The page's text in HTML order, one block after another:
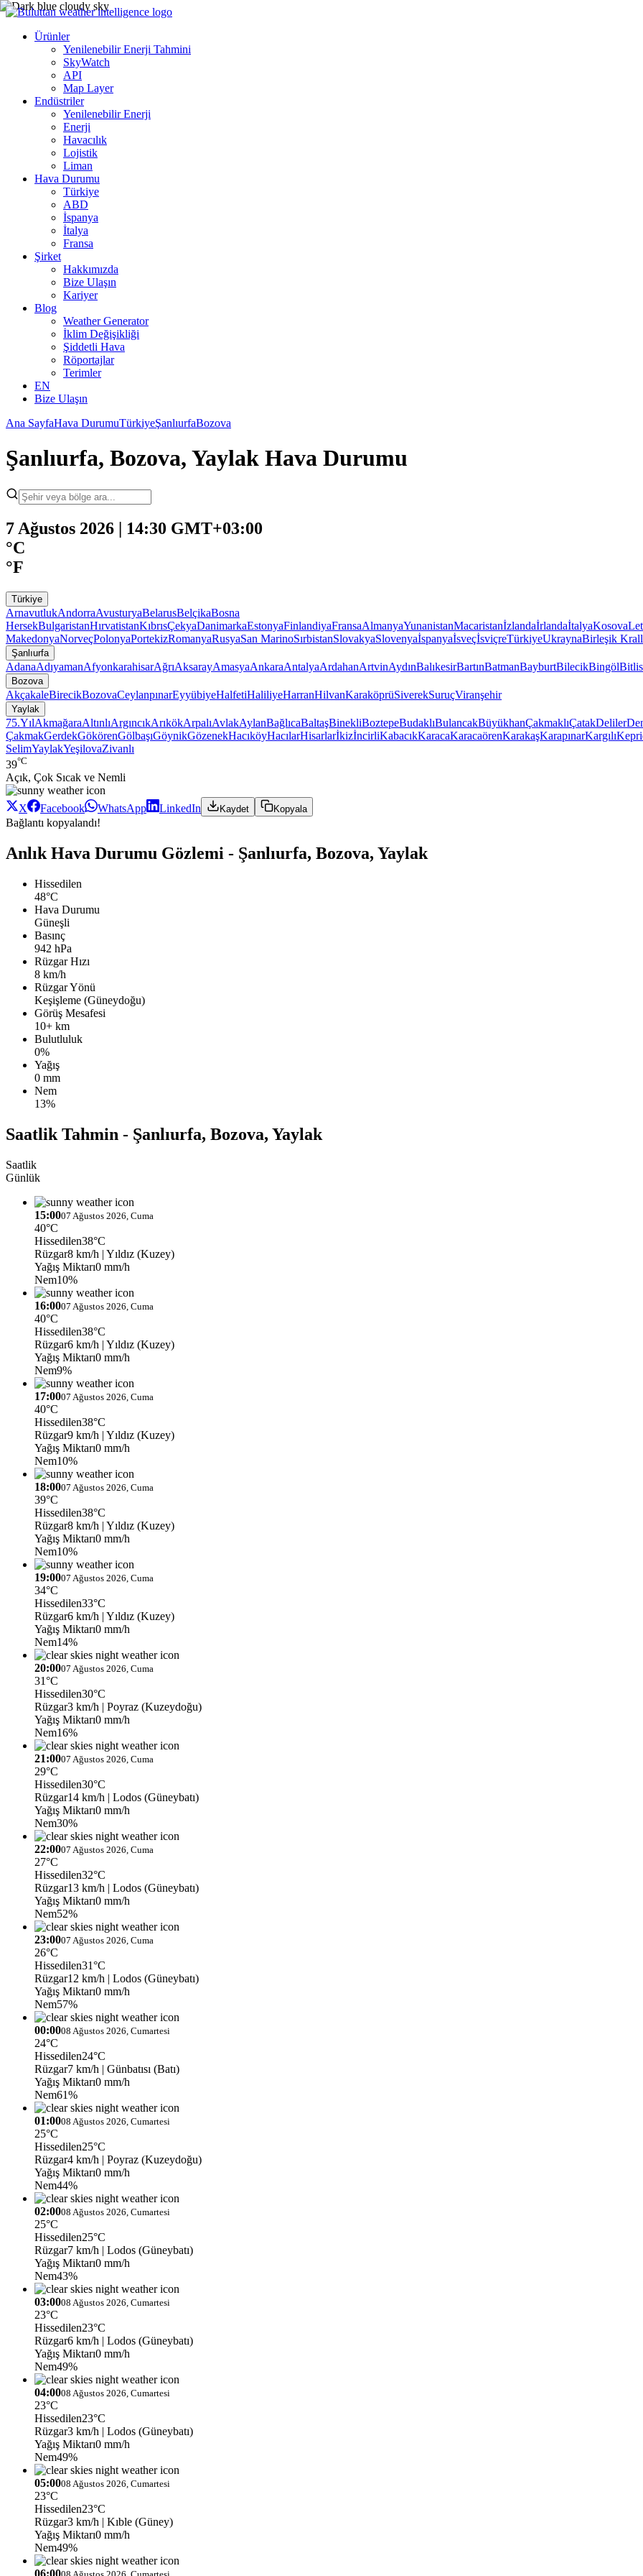
Ürünler
Yenilenebilir Enerji Tahmini
SkyWatch
API
Map Layer
Endüstriler
Yenilenebilir Enerji
Enerji
Havacılık
Lojistik
Liman
Hava Durumu
Türkiye
ABD
İspanya
İtalya
Fransa
Şirket
Hakkımızda
Bize Ulaşın
Kariyer
Blog
Weather Generator
İklim Değişikliği
Şiddetli Hava
Röportajlar
Terimler
EN
Bize Ulaşın
Ana SayfaHava DurumuTürkiyeŞanlıurfaBozova
Şanlıurfa, Bozova, Yaylak Hava Durumu
7 Ağustos 2026 | 14:30 GMT+03:00
°C
°F
Türkiye
ArnavutlukAndorraAvusturyaBelarusBelçikaBosna
HersekBulgaristanHırvatistanKıbrısÇekyaDanimarkaEstonyaFinlandiyaFransaAlmanyaYunanistanMacaristanİzlandaİrlandaİtalyaKosova
MakedonyaNorveçPolonyaPortekizRomanyaRusyaSan MarinoSırbistanSlovakyaSlovenyaİspanyaİsveçİsviçreTürkiyeUkraynaBirleşik
Şanlıurfa
AdanaAdıyamanAfyonkarahisarAğrıAksarayAmasyaAnkaraAntalyaArdahanArtvinAydınBalıkesirBartınBatmanBayburtBilecikBingölBitlis
Bozova
AkçakaleBirecikBozovaCeylanpınarEyyübiyeHalfetiHaliliyeHarranHilvanKaraköprüSiverekSuruçViranşehir
Yaylak
75.YılAkmağaraAltınlıArgıncıkArıkökArpalıAvlakAylanBağlıcaBaltaşBinekliBoztepeBudaklıBulancakBüyükhanÇakmaklıÇatakDeliler
ÇakmakGerdekGökörenGölbaşıGöynikGözenekHacıköyHacılarHisarlarİkizİncirliKabacıkKaracaKaracaörenKarakaşKarapınarKargılı
SelimYaylakYeşilovaZivanlı
39°C
Açık, Çok Sıcak ve Nemli
X Facebook WhatsApp LinkedIn Kaydet Kopyala
Bağlantı kopyalandı!
Anlık Hava Durumu Gözlemi - Şanlıurfa, Bozova, Yaylak
Hissedilen
48°C
Hava Durumu
Güneşli
Basınç
942 hPa
Rüzgar Hızı
8 km/h
Rüzgar Yönü
Keşişleme (Güneydoğu)
Görüş Mesafesi
10+ km
Bulutluluk
0%
Yağış
0 mm
Nem
13%
Saatlik Tahmin - Şanlıurfa, Bozova, Yaylak
Saatlik
Günlük
15:0007 Ağustos 2026, Cuma
40°C
Hissedilen38°C
Rüzgar8 km/h | Yıldız (Kuzey)
Yağış Miktarı0 mm/h
Nem10%
16:0007 Ağustos 2026, Cuma
40°C
Hissedilen38°C
Rüzgar6 km/h | Yıldız (Kuzey)
Yağış Miktarı0 mm/h
Nem9%
17:0007 Ağustos 2026, Cuma
40°C
Hissedilen38°C
Rüzgar9 km/h | Yıldız (Kuzey)
Yağış Miktarı0 mm/h
Nem10%
18:0007 Ağustos 2026, Cuma
39°C
Hissedilen38°C
Rüzgar8 km/h | Yıldız (Kuzey)
Yağış Miktarı0 mm/h
Nem10%
19:0007 Ağustos 2026, Cuma
34°C
Hissedilen33°C
Rüzgar6 km/h | Yıldız (Kuzey)
Yağış Miktarı0 mm/h
Nem14%
20:0007 Ağustos 2026, Cuma
31°C
Hissedilen30°C
Rüzgar3 km/h | Poyraz (Kuzeydoğu)
Yağış Miktarı0 mm/h
Nem16%
21:0007 Ağustos 2026, Cuma
29°C
Hissedilen30°C
Rüzgar14 km/h | Lodos (Güneybatı)
Yağış Miktarı0 mm/h
Nem30%
22:0007 Ağustos 2026, Cuma
27°C
Hissedilen32°C
Rüzgar13 km/h | Lodos (Güneybatı)
Yağış Miktarı0 mm/h
Nem52%
23:0007 Ağustos 2026, Cuma
26°C
Hissedilen31°C
Rüzgar12 km/h | Lodos (Güneybatı)
Yağış Miktarı0 mm/h
Nem57%
00:0008 Ağustos 2026, Cumartesi
24°C
Hissedilen24°C
Rüzgar7 km/h | Günbatısı (Batı)
Yağış Miktarı0 mm/h
Nem61%
01:0008 Ağustos 2026, Cumartesi
25°C
Hissedilen25°C
Rüzgar4 km/h | Poyraz (Kuzeydoğu)
Yağış Miktarı0 mm/h
Nem44%
02:0008 Ağustos 2026, Cumartesi
25°C
Hissedilen25°C
Rüzgar7 km/h | Lodos (Güneybatı)
Yağış Miktarı0 mm/h
Nem43%
03:0008 Ağustos 2026, Cumartesi
23°C
Hissedilen23°C
Rüzgar6 km/h | Lodos (Güneybatı)
Yağış Miktarı0 mm/h
Nem49%
04:0008 Ağustos 2026, Cumartesi
23°C
Hissedilen23°C
Rüzgar3 km/h | Lodos (Güneybatı)
Yağış Miktarı0 mm/h
Nem49%
05:0008 Ağustos 2026, Cumartesi
23°C
Hissedilen23°C
Rüzgar3 km/h | Kıble (Güney)
Yağış Miktarı0 mm/h
Nem49%
06:00